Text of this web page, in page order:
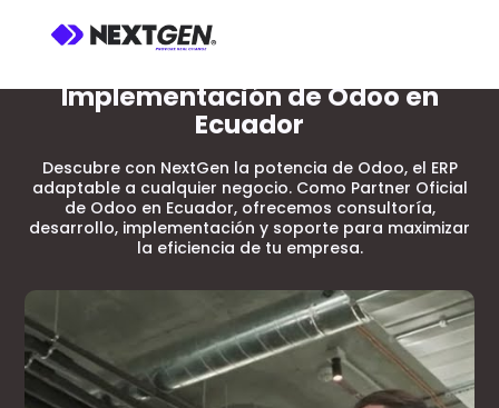
Implementación de Odoo en
Ecuador
Descubre con NextGen la potencia de Odoo, el ERP
adaptable a cualquier negocio. Como Partner Oficial
de Odoo en Ecuador, ofrecemos consultoría,
desarrollo, implementación y soporte para maximizar
la eficiencia de tu empresa.